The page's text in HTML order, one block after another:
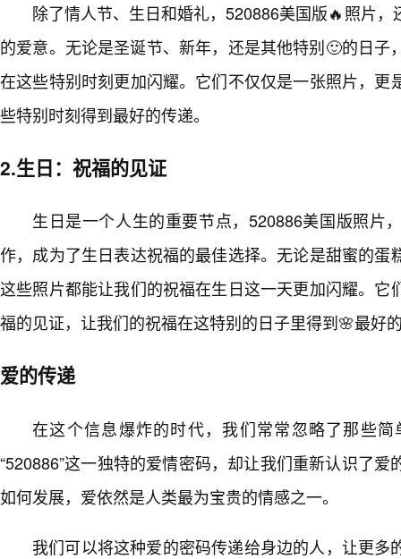
除了情人节、生日和婚礼，520886美国版🔥照片
的爱意。无论是圣诞节、新年，还是其他特别🙂的日
在这些特别时刻更加闪耀。它们不仅仅是一张照片，更
些特别时刻得到最好的传递。
2.生日：祝福的见证
生日是一个人生的重要节点，520886美国版照片
作，成为了生日表达祝福的最佳选择。无论是甜蜜的蛋
这些照片都能让我们的祝福在生日这一天更加闪耀。它
福的见证，让我们的祝福在这特别的日子里得到🌸最好
爱的传递
在这个信息爆炸的时代，我们常常忽略了那些
“520886”这一独特的爱情密码，却让我们重新认识了
如何发展，爱依然是人类最为宝贵的情感之一。
我们可以将这种爱的密码传递给身边的人，让更多